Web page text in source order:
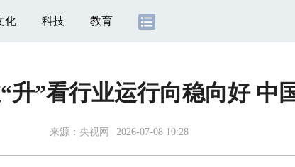
化 科技 教育
升”看行业运行向稳向好 中
来源： 央视网 2026-07-08 10:28